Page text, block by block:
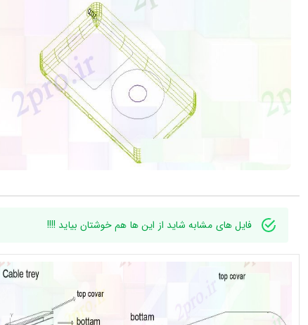
فایل های مشابه شاید از این ها هم خوشتان بیاید !!!!